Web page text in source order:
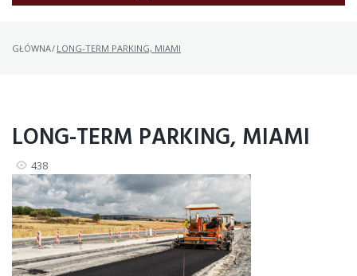
GŁÓWNA/ LONG-TERM PARKING, MIAMI
LONG-TERM PARKING, MIAMI
438